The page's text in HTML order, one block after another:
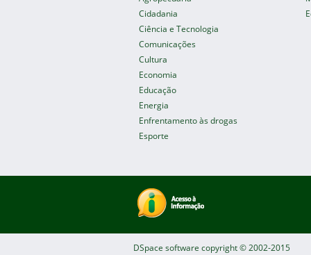
Cidadania
Ciência e Tecnologia
Comunicações
Cultura
Economia
Educação
Energia
Enfrentamento às drogas
Esporte
DSpace software copyright © 2002-2015